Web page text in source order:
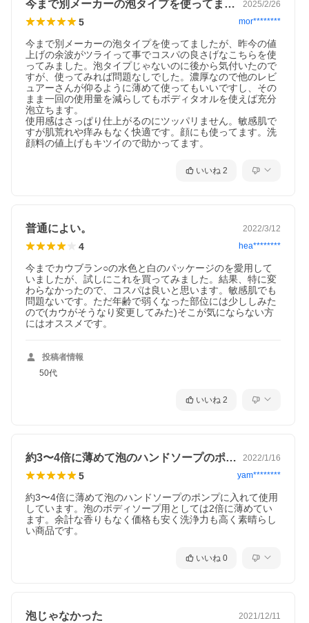
今まで別メーカーの泡タイプを使ってまし… 2025/2/26
5 mor********
今まで別メーカーの泡タイプを使ってましたが、昨今の値
上げの余波がツライって事でコスパの良さげなこちらを使
ってみました。泡タイプじゃないのに後から気付いたので
すが、使ってみれば問題なしでした。濃厚なので他のレビ
ュアーさんが仰るように薄めて使ってもいいですし、その
まま一回の使用量を減らしてもボディタオルを使えば充分
泡立ちます。
使用感はさっぱり仕上がるのにツッパリません。敏感肌で
すが肌荒れや痒みもなく快適です。顔にも使ってます。洗
顔料の値上げもキツイので助かってます。
いいね 2
普通によい。 2022/3/12
4 hea********
今までカウブラン○の水色と白のパッケージのを愛用して
いましたが、試しにこれを買ってみました。結果、特に変
わらなかったので、コスパは良いと思います。敏感肌でも
問題ないです。ただ年齢で弱くなった部位には少ししみた
ので(カウがそうなり変更してみた)そこが気にならない方
にはオススメです。
投稿者情報
50代
いいね 2
約3〜4倍に薄めて泡のハンドソープのポ… 2022/1/16
5 yam********
約3〜4倍に薄めて泡のハンドソープのポンプに入れて使用
しています。泡のボディソープ用としては2倍に薄めてい
ます。余計な香りもなく価格も安く洗浄力も高く素晴らし
い商品です。
いいね 0
泡じゃなかった 2021/12/11